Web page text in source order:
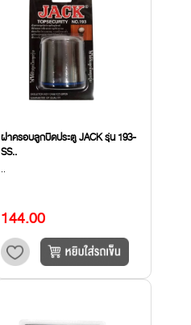
ฝาครอบลูกบิดประตู JACK รุ่น 193-
SS..
..
144.00